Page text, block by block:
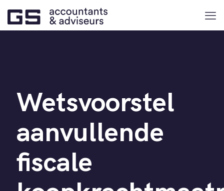
Wetsvoorstel
aanvullende
fiscale